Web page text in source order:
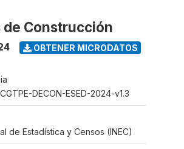
de Construcción
OBTENER MICRODATOS
DECON-ESED-2024-v1.3
de Estadística y Censos (INEC)